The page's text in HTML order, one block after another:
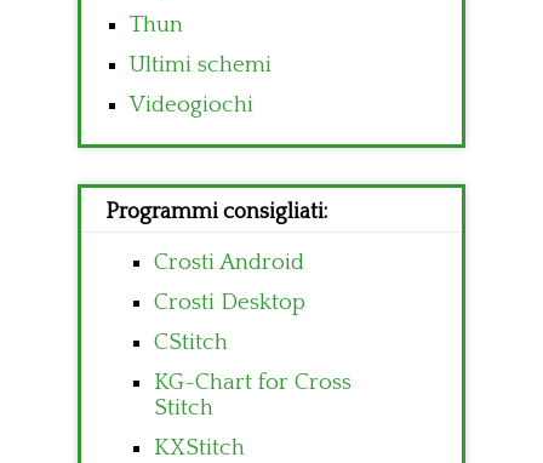
Thun
Ultimi schemi
Videogiochi
Programmi consigliati:
Crosti Android
Crosti Desktop
CStitch
KG-Chart for Cross
Stitch
KXStitch